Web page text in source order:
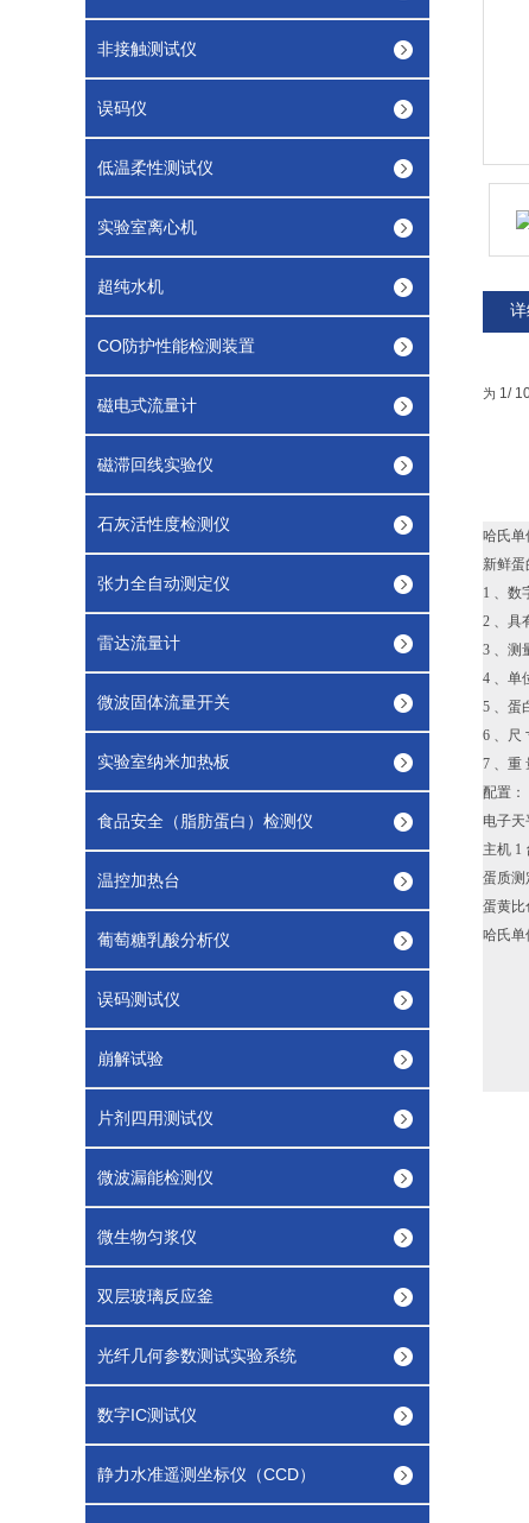
非接触测试仪
误码仪
低温柔性测试仪
实验室离心机
超纯水机
CO防护性能检测装置
磁电式流量计
磁滞回线实验仪
石灰活性度检测仪
张力全自动测定仪
雷达流量计
微波固体流量开关
实验室纳米加热板
食品安全（脂肪蛋白）检测仪
温控加热台
葡萄糖乳酸分析仪
误码测试仪
崩解试验
片剂四用测试仪
微波漏能检测仪
微生物匀浆仪
双层玻璃反应釜
光纤几何参数测试实验系统
数字IC测试仪
静力水准遥测坐标仪（CCD）
为 1/
哈氏单
新鲜
1 、数
2 、具
3 、测
4 、单
5 、蛋
6 、尺
7 、重
配置：
电子天
主机 1
蛋质测
蛋黄比
哈氏单